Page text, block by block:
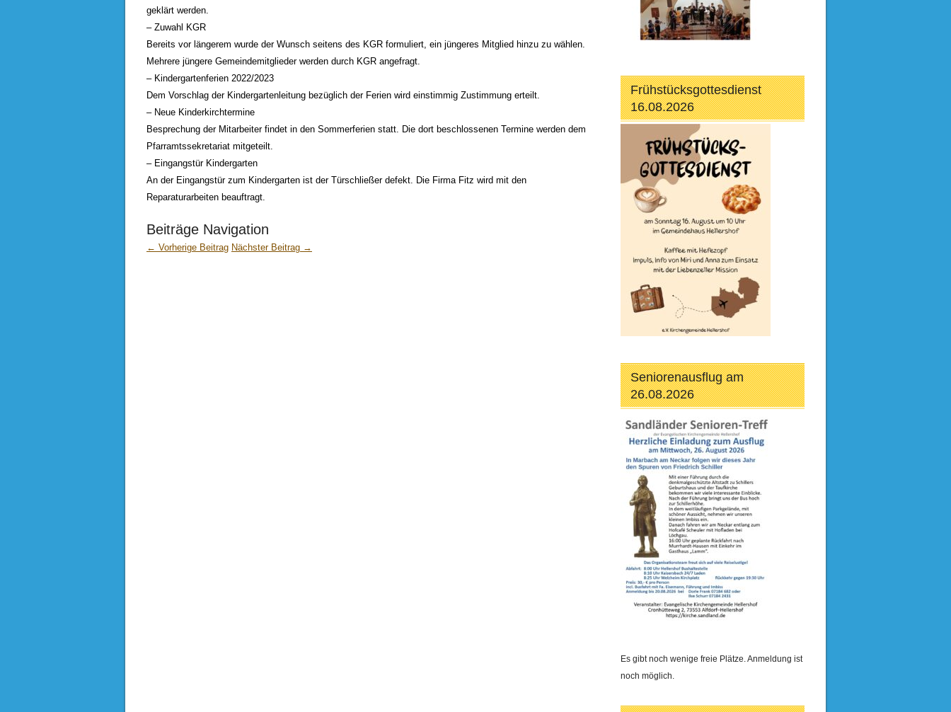
geklärt werden.
– Zuwahl KGR
Bereits vor längerem wurde der Wunsch seitens des KGR formuliert, ein jüngeres Mitglied hinzu zu wählen.
Mehrere jüngere Gemeindemitglieder werden durch KGR angefragt.
– Kindergartenferien 2022/2023
Dem Vorschlag der Kindergartenleitung bezüglich der Ferien wird einstimmig Zustimmung erteilt.
– Neue Kinderkirchtermine
Besprechung der Mitarbeiter findet in den Sommerferien statt. Die dort beschlossenen Termine werden dem
Pfarramtssekretariat mitgeteilt.
– Eingangstür Kindergarten
An der Eingangstür zum Kindergarten ist der Türschließer defekt. Die Firma Fitz wird mit den
Reparaturarbeiten beauftragt.
Beiträge Navigation
← Vorherige Beitrag Nächster Beitrag →
Frühstücksgottesdienst
16.08.2026
Seniorenausflug am
26.08.2026
Es gibt noch wenige freie Plätze. Anmeldung ist
noch möglich.